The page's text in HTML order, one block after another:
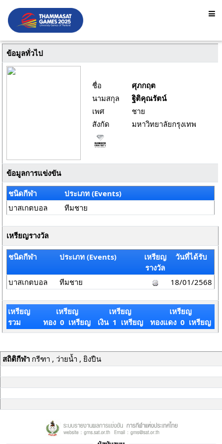
ข้อมูลทั่วไป
ชื่อ
ศุภกฤต
นามสกุล
ฐิติคุณรัตน์
เพศ
ชาย
สังกัด
มหาวิทยาลัยกรุงเทพ
ข้อมูลการแข่งขัน
ชนิดกีฬา
ประเภท (Events)
บาสเกตบอล
ทีมชาย
เหรียญรางวัล
ชนิดกีฬา ประเภท (Events)
เหรียญ
รางวัล
วันที่ได้รับ
บาสเกตบอล ทีมชาย 18/01/2568
เหรียญ
รวม
เหรียญ
ทอง 0 เหรียญ
เหรียญ
เงิน 1 เหรียญ
เหรียญ
ทองแดง 0 เหรียญ
สถิติกีฬากรีฑา , ว่ายน้ำ , ยิงปืน